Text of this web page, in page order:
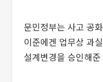
문민정부는 사고 공
이준에겐 업무상 과
설계변경을 승인해